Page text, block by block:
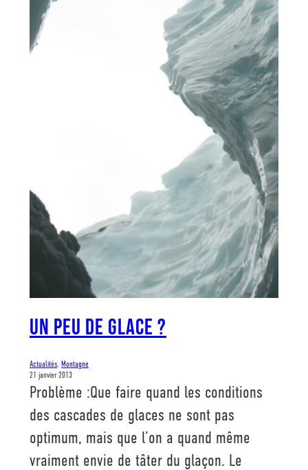
Un peu de glace ?
Actualités Montagne
21 janvier 2013
Problème :Que faire quand les conditions
des cascades de glaces ne sont pas
optimum, mais que l’on a quand même
vraiment envie de tâter du glaçon. Le